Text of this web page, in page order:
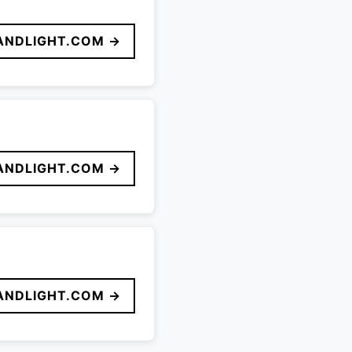
→
→
→